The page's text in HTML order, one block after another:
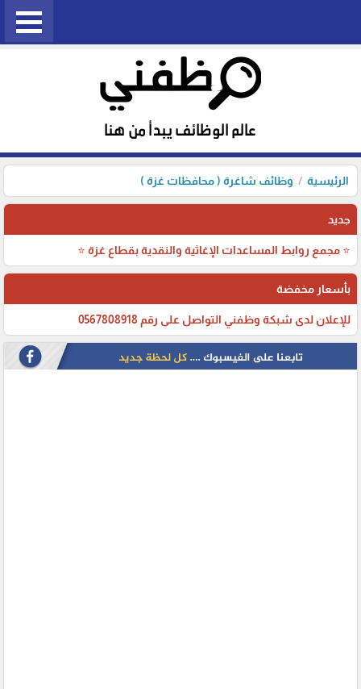
الرئيسية وظائف شاغرة ( محافظات غزة )
جديد
⭐ مجمع روابط المساعدات الإغاثية والنقدية بقطاع غزة ⭐
بأسعار مخفضة
للإعلان لدى شبكة وظفني التواصل على رقم 0567808918